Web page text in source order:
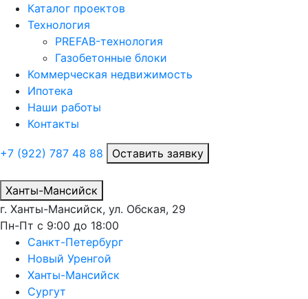
Каталог проектов
Технология
PREFAB-технология
Газобетонные блоки
Коммерческая недвижимость
Ипотека
Наши работы
Контакты
+7 (922) 787 48 88 Оставить заявку
Ханты-Мансийск
г. Ханты-Мансийск, ул. Обская, 29
Пн-Пт с 9:00 до 18:00
Санкт-Петербург
Новый Уренгой
Ханты-Мансийск
Сургут